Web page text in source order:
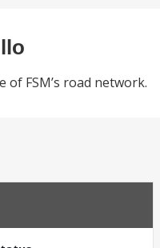
FSM’s road network.